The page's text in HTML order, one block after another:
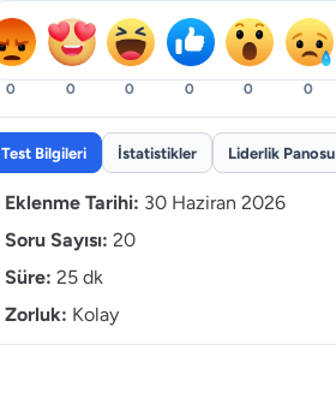
0 0 0 0 0 0
Test Bilgileri İstatistikler Liderlik Panosu
Eklenme Tarihi: 30 Haziran 2026
Soru Sayısı: 20
Süre: 25 dk
Zorluk: Kolay